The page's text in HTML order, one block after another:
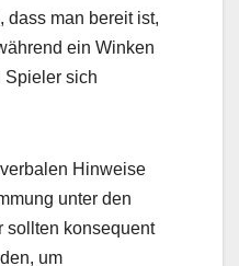
dass man bereit ist,
ein Winken
Spieler sich
Hinweise
unter den
sollten konsequent
um